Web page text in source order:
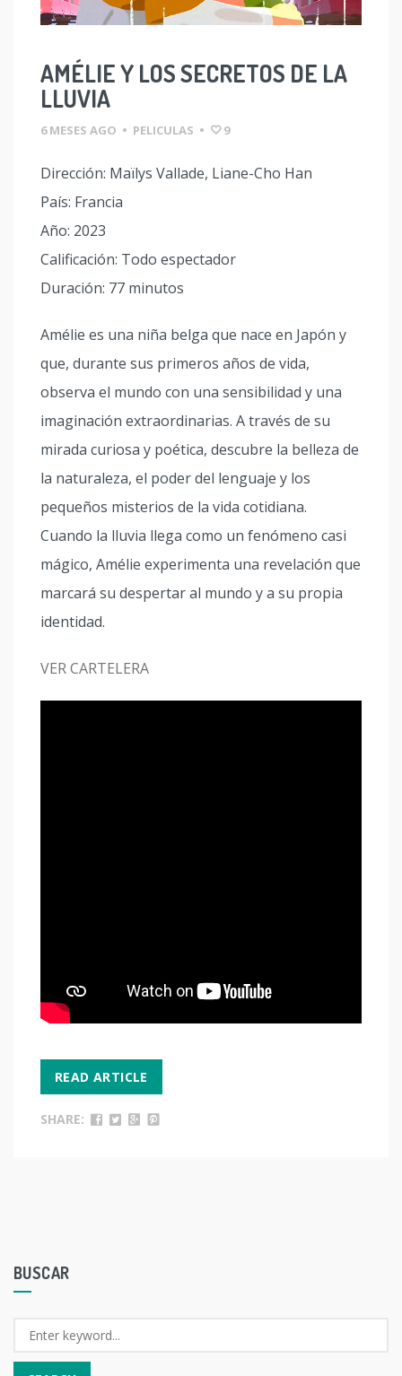
AMÉLIE Y LOS SECRETOS DE LA
LLUVIA
6 MESES AGO • PELICULAS • 9
Dirección: Maïlys Vallade, Liane-Cho Han
País: Francia
Año: 2023
Calificación: Todo espectador
Duración: 77 minutos
Amélie es una niña belga que nace en Japón y
que, durante sus primeros años de vida,
observa el mundo con una sensibilidad y una
imaginación extraordinarias. A través de su
mirada curiosa y poética, descubre la belleza de
la naturaleza, el poder del lenguaje y los
pequeños misterios de la vida cotidiana.
Cuando la lluvia llega como un fenómeno casi
mágico, Amélie experimenta una revelación que
marcará su despertar al mundo y a su propia
identidad.
VER CARTELERA
READ ARTICLE
SHARE:
BUSCAR